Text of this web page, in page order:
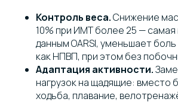
Контроль веса.Снижение
10% при ИМТ более 25 —
данным OARSI, уменьшает
как НПВП, при этом без
Адаптация активности.
нагрузок на щадящие: вместо
ходьба, плавание,